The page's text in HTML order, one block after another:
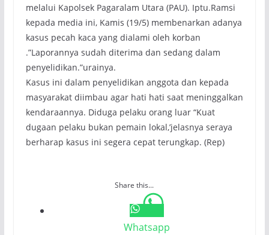
melalui Kapolsek Pagaralam Utara (PAU). Iptu.Ramsi
kepada media ini, Kamis (19/5) membenarkan adanya
kasus pecah kaca yang dialami oleh korban
.”Laporannya sudah diterima dan sedang dalam
penyelidikan.”urainya.
Kasus ini dalam penyelidikan anggota dan kepada
masyarakat diimbau agar hati hati saat meninggalkan
kendaraannya. Diduga pelaku orang luar “Kuat
dugaan pelaku bukan pemain lokal,’jelasnya seraya
berharap kasus ini segera cepat terungkap. (Rep)
Share this...
Whatsapp